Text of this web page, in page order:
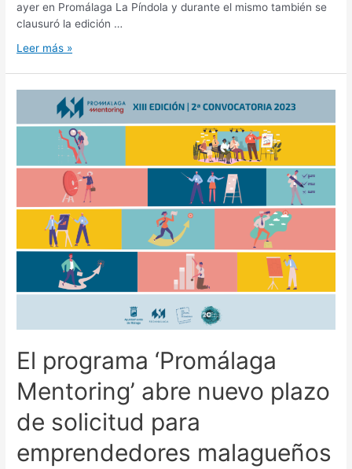
ayer en Promálaga La Píndola y durante el mismo también se
clausuró la edición …
Leer más »
El programa ‘Promálaga
Mentoring’ abre nuevo plazo
de solicitud para
emprendedores malagueños